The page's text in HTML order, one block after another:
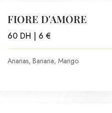
FIORE D'AMORE
60 DH | 6 €
Ananas, Banana, Mango